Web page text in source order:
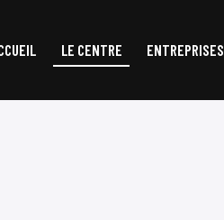
LE CENTRE ENTREPRISES